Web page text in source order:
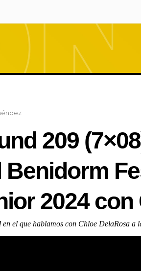
está aquí
209
Benidorm
2024 con
el que hablamos con Chloe DelaRosa